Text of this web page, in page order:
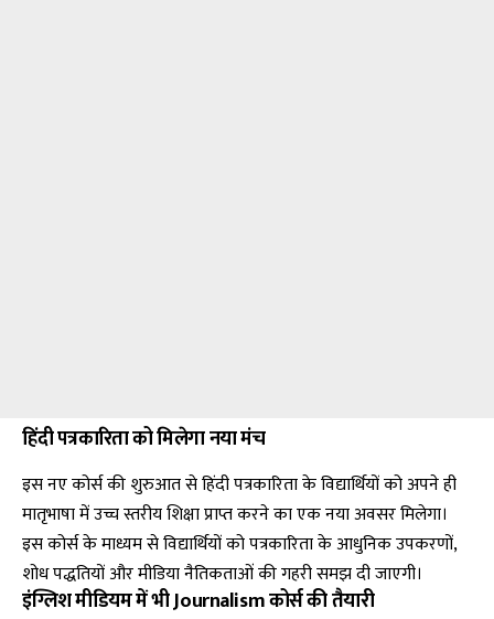
हिंदी पत्रकारिता को मिलेगा नया मंच
इस नए कोर्स की शुरुआत से हिंदी पत्रकारिता के विद्यार्थियों को अपने ही
मातृभाषा में उच्च स्तरीय शिक्षा प्राप्त करने का एक नया अवसर मिलेगा।
इस कोर्स के माध्यम से विद्यार्थियों को पत्रकारिता के आधुनिक उपकरणों,
शोध पद्धतियों और मीडिया नैतिकताओं की गहरी समझ दी जाएगी।
इंग्लिश मीडियम में भी Journalism कोर्स की तैयारी